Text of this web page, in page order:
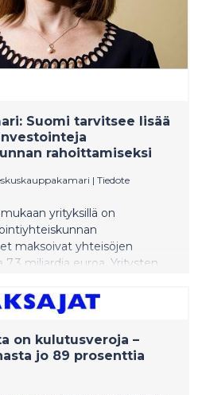
Suomi tarvitsee lisää
rahoittamiseksi
| Tiedote
yrityksillä on
maksoivat yhteisöjen
miljardia euroa. Yritysten
tuloveron määrään
yhteydessä maksettavien ja
on kulutusveroja –
jo 89 prosenttia